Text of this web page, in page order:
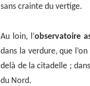
sans crainte du vertige.
Au loin, l’observatoire
dans la verdure, que
delà de la citadelle ;
du Nord.